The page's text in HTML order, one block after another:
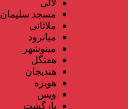
لالی
مسجد سلیمان
ملاثانی
میانرود
مینوشهر
هفتگل
هندیجان
هویزه
ویس
بازگشت